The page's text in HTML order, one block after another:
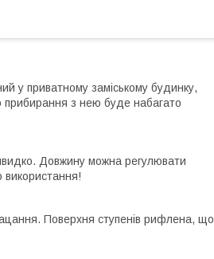
у приватному заміському будинку,
прибирання з нею буде набагато
Довжину можна регулювати
використання!
Поверхня ступенів рифлена, що